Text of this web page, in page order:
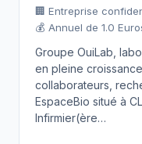
🏢 Entreprise
💰 Annuel de 1.0
Groupe OuiLab,
en pleine
collaborateurs,
EspaceBio situé à
Infirmier(ère…